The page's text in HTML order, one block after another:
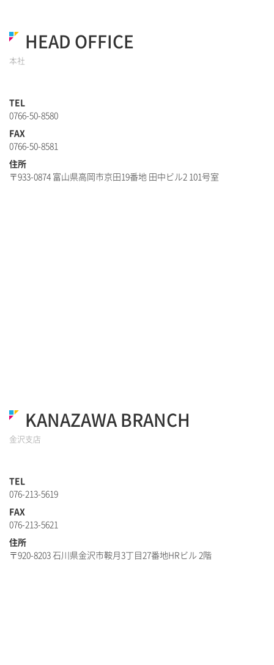
HEAD OFFICE
本社
TEL
0766-50-8580
FAX
0766-50-8581
住所
〒933-0874 富山県高岡市京田19番地 田中ビル2 101号室
KANAZAWA BRANCH
金沢支店
TEL
076-213-5619
FAX
076-213-5621
住所
〒920-8203 石川県金沢市鞍月3丁目27番地HRビル 2階